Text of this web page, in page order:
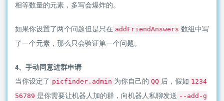
相等数量的元素，多写会爆炸的。
如果你设置了两个问题但是只在 addFriendAnswers 数组中写
了一个元素，那么只会验证第一个问题。
4、手动同意进群申请
当你设定了 picfinder.admin 为你自己的 QQ 后，假如 1234
56789 是你需要让机器人加的群，向机器人私聊发送 --add-g